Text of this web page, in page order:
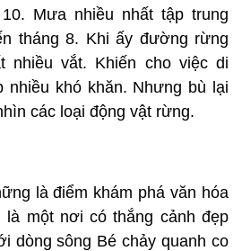
Mưa nhiều nhất tập trung
tháng 8. Khi ấy đường rừng
vắt. Khiến cho việc di
nhiều khó khăn. Nhưng bù lại
các loại động vật rừng.
là điểm khám phá văn hóa
một nơi có thắng cảnh đẹp
dòng sông Bé chảy quanh co